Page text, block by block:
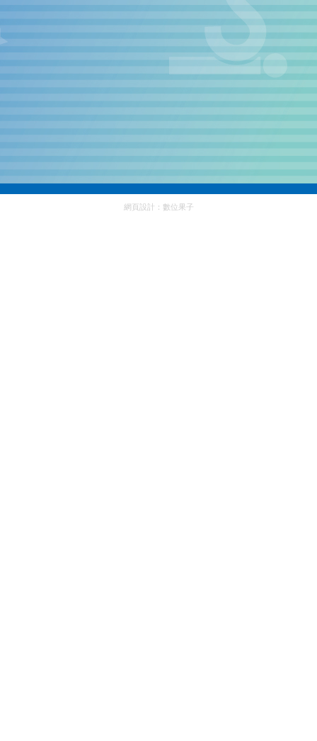
網頁設計： 數位果子